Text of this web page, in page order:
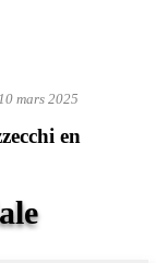
mars 2025
en